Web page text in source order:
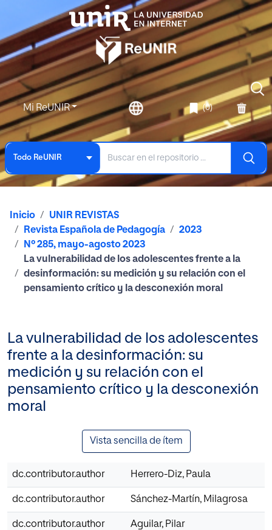
Mi ReUNIR (0)
Todo ReUNIR
Inicio
UNIR REVISTAS
Revista Española de Pedagogía
2023
Nº 285, mayo-agosto 2023
La vulnerabilidad de los adolescentes frente a la
desinformación: su medición y su relación con el
pensamiento crítico y la desconexión moral
La vulnerabilidad de los adolescentes
frente a la desinformación: su
medición y su relación con el
pensamiento crítico y la desconexión
moral
Vista sencilla de ítem
dc.contributor.author Herrero-Diz, Paula
dc.contributor.author Sánchez-Martín, Milagrosa
dc.contributor.author Aguilar, Pilar